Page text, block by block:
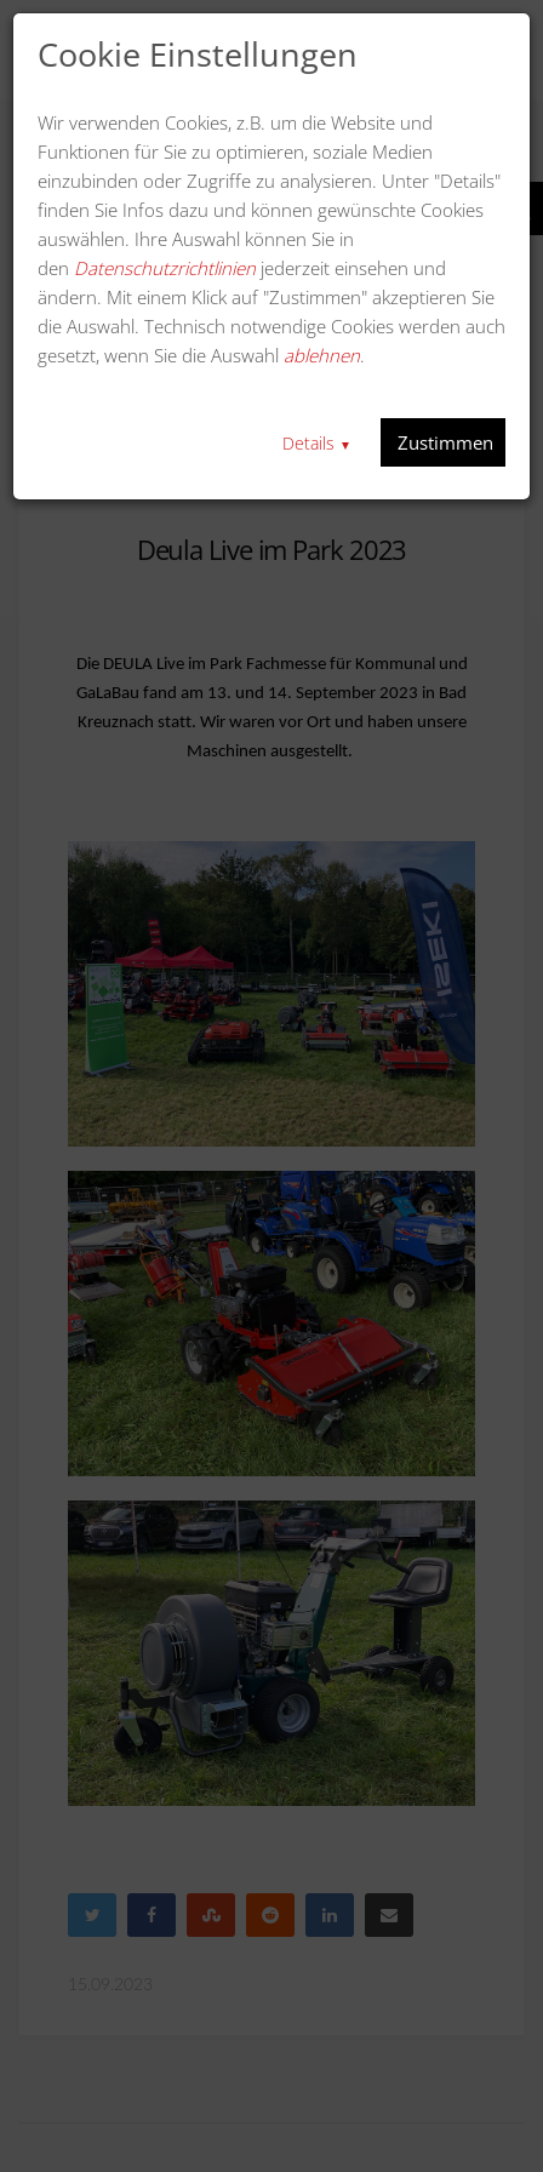
Cookie Einstellungen
Wir verwenden Cookies, z.B. um die Website und
Funktionen für Sie zu optimieren, soziale Medien
einzubinden oder Zugriffe zu analysieren. Unter "Details"
finden Sie Infos dazu und können gewünschte Cookies
auswählen. Ihre Auswahl können Sie in
den Datenschutzrichtlinien jederzeit einsehen und
ändern. Mit einem Klick auf "Zustimmen" akzeptieren Sie
die Auswahl. Technisch notwendige Cookies werden auch
gesetzt, wenn Sie die Auswahl ablehnen.
Details ▼ Zustimmen
Deula Live im Park 2023
Die DEULA Live im Park Fachmesse für Kommunal und
GaLaBau fand am 13. und 14. September 2023 in Bad
Kreuznach statt. Wir waren vor Ort und haben unsere
Maschinen ausgestellt.